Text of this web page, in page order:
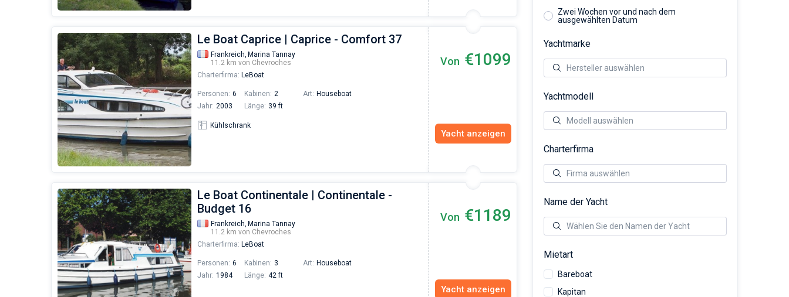
Le Boat Caprice | Caprice - Comfort 37
Frankreich, Marina Tannay
11.2 km von Chevroches
Charterfirma: LeBoat
Personen: 6 Kabinen: 2 Art: Houseboat
Jahr: 2003 Länge: 39 ft
Kühlschrank
Von €1099
Yacht anzeigen
Le Boat Continentale | Continentale -
Budget 16
Frankreich, Marina Tannay
11.2 km von Chevroches
Charterfirma: LeBoat
Personen: 6 Kabinen: 3 Art: Houseboat
Jahr: 1984 Länge: 42 ft
Von €1189
Yacht anzeigen
Zwei Wochen vor und nach dem
ausgewählten Datum
Yachtmarke
Yachtmodell
Charterfirma
Name der Yacht
Mietart
Bareboat
Kapitan